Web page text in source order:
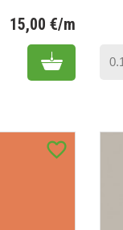
15,00 €/m
Add to cart
favorite_border